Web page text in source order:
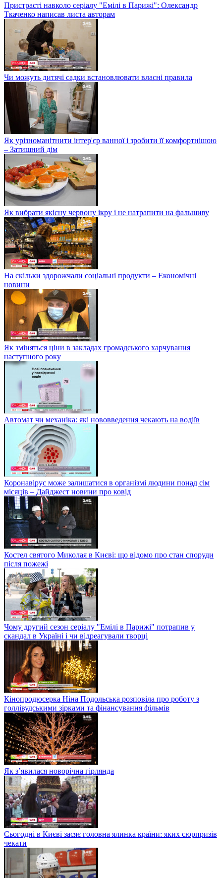
Пристрасті навколо серіалу "Емілі в Парижі": Олександр
Ткаченко написав листа авторам
Чи можуть дитячі садки встановлювати власні правила
Як урізноманітнити інтер'єр ванної і зробити її комфортнішою
– Затишний дім
Як вибрати якісну червону ікру і не натрапити на фальшиву
На скільки здорожчали соціальні продукти – Економічні
новини
Як зміняться ціни в закладах громадського харчування
наступного року
Автомат чи механіка: які нововведення чекають на водіїв
Коронавірус може залишатися в організмі людини понад сім
місяців – Дайджест новини про ковід
Костел святого Миколая в Києві: що відомо про стан споруди
після пожежі
Чому другий сезон серіалу "Емілі в Парижі" потрапив у
скандал в Україні і чи відреагували творці
Кінопродюсерка Ніна Подольська розповіла про роботу з
голлівудськими зірками та фінансування фільмів
Як з’явилася новорічна гірлянда
Сьогодні в Києві засяє головна ялинка країни: яких сюрпризів
чекати